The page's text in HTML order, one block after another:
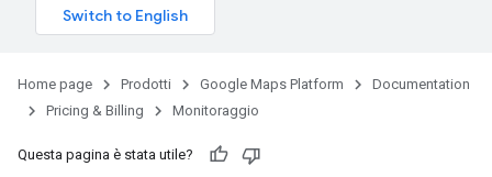
Home page Prodotti Google Maps Platform
Documentation
Pricing & Billing
Monitoraggio
Questa pagina è stata utile?